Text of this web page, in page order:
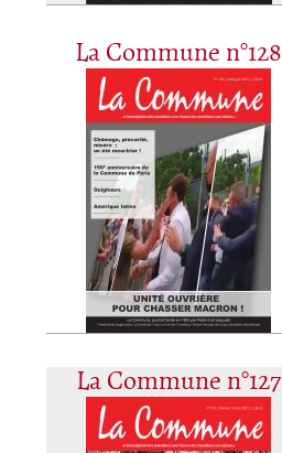
La Commune n°128
La Commune n°127